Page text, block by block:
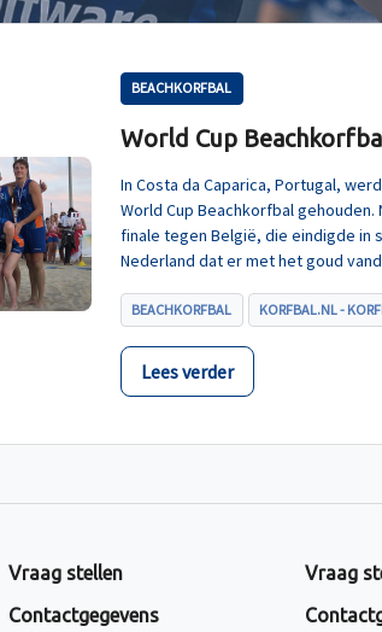
BEACHKORFBAL
World Cup
In Costa da Caparica, Portugal,
World Cup Beachkorfbal gehouden.
finale tegen België, die eindigde in
Nederland dat er met het goud
BEACHKORFBAL KORFBAL.NL -
Lees verder
Vraag stellen
Contactgegevens
Vraag